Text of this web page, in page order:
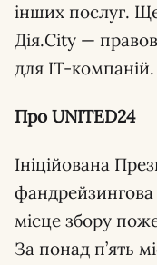
інших послуг.
Дія.City —
для IT-компаній.
Про UNITED24
Ініційована
місце збору
За понад п’ять